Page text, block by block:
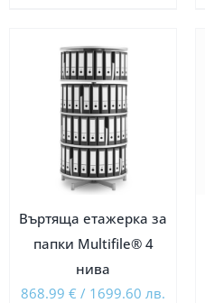
Въртяща етажерка за
папки Multifile® 4
нива
868.99€ / 1699.60 лв.